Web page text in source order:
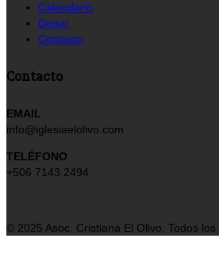
Calendario
Donar
Contacto
Contacto
EMAIL
info@iglesiaelolivo.com
TELÉFONO
+506 7143 2494
© 2025 Asoc. Cristiana El Olivo. Todos los